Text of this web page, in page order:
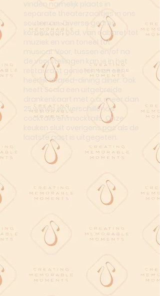
vinden namelijk plaats in
separate theaterzaaltjes in ons
souterrain. Diverse genres
komen aan bod, van cabaret tot
muziek en van toneel tot
musical. Voor, tussen en/of na
de voorstellingen kan je in het
restaurant genieten van een
heerlijk shared-dining diner. Ook
heeft Scala een uitgebreide
drankenkaart met o.a. meer dan
25 wijnen en verschillende
cocktails en mocktails. Onze
keuken sluit overigens pas als de
laatste gast is uitgegeten.